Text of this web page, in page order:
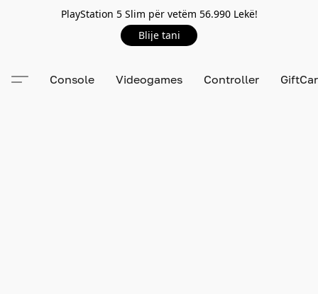
PlayStation 5 Slim për vetëm 56.990 Lekë!
Blije tani
Console Videogames Controller